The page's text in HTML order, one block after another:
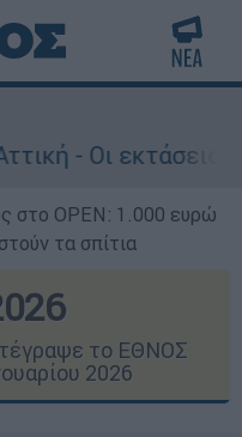
που κάηκαν και η
στο OPEN: 1.000 ευρώ
τα σπίτια
το ΕΘΝΟΣ
2026